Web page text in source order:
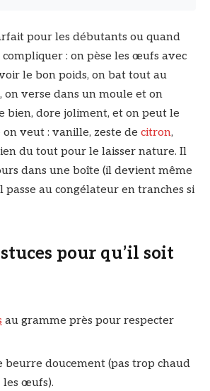
pour les débutants ou quand
: on pèse les œufs avec
le bon poids, on bat tout au
on verse dans un moule et on
bien, dore joliment, et on peut le
veut : vanille, zeste de citron,
du tout pour le laisser nature. Il
dans une boîte (il devient même
au congélateur en tranches si
pour qu’il soit
au gramme près pour respecter
beurre doucement (pas trop chaud
les œufs).